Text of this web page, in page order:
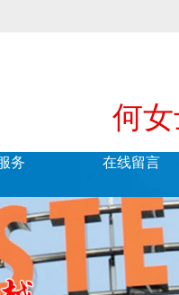
何女
务 在线留言